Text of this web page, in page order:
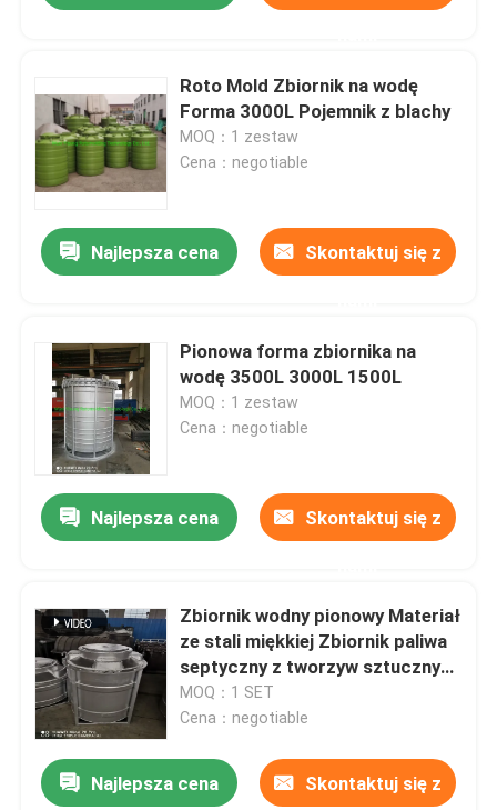
Roto Mold Zbiornik na wodę
Forma 3000L Pojemnik z blachy
MOQ：1 zestaw
Cena：negotiable
Najlepsza cena Skontaktuj się z
Pionowa forma zbiornika na
wodę 3500L 3000L 1500L
MOQ：1 zestaw
Cena：negotiable
Najlepsza cena Skontaktuj się z
Zbiornik wodny pionowy Materiał
ze stali miękkiej Zbiornik paliwa
septyczny z tworzyw sztucznych
Formę rotacyjną
MOQ：1 SET
Cena：negotiable
Najlepsza cena Skontaktuj się z